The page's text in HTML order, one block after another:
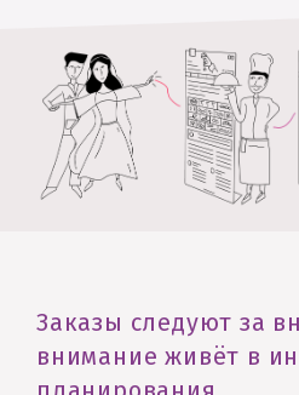
Заказы следуют за
внимание живёт в